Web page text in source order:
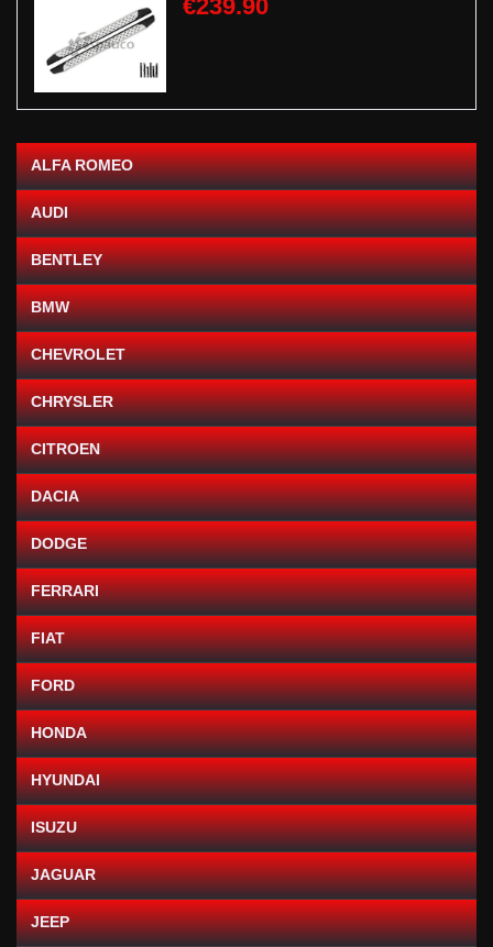
€239.90
ALFA ROMEO
AUDI
BENTLEY
BMW
CHEVROLET
CHRYSLER
CITROEN
DACIA
DODGE
FERRARI
FIAT
FORD
HONDA
HYUNDAI
ISUZU
JAGUAR
JEEP